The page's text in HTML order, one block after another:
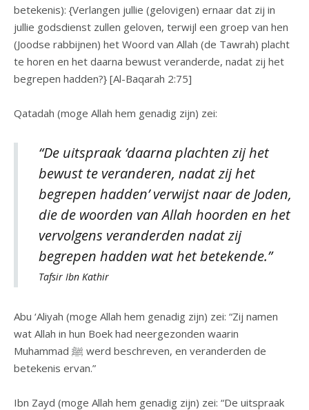
betekenis): {Verlangen jullie (gelovigen) ernaar dat zij in
jullie godsdienst zullen geloven, terwijl een groep van hen
(Joodse rabbijnen) het Woord van Allah (de Tawrah) placht
te horen en het daarna bewust veranderde, nadat zij het
begrepen hadden?} [Al-Baqarah 2:75]
Qatadah (moge Allah hem genadig zijn) zei:
“De uitspraak ‘daarna plachten zij het
bewust te veranderen, nadat zij het
begrepen hadden’ verwijst naar de Joden,
die de woorden van Allah hoorden en het
vervolgens veranderden nadat zij
begrepen hadden wat het betekende.”
Tafsir Ibn Kathir
Abu ‘Aliyah (moge Allah hem genadig zijn) zei: “Zij namen
wat Allah in hun Boek had neergezonden waarin
Muhammad ﷺ werd beschreven, en veranderden de
betekenis ervan.”
Ibn Zayd (moge Allah hem genadig zijn) zei: “De uitspraak